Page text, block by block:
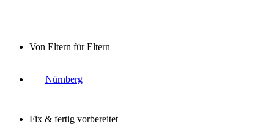
Nürnberg
Von Eltern für Eltern
Fix & fertig vorbereitet